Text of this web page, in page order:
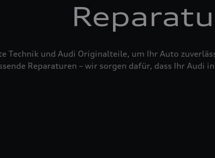
Technik und Audi Originalteile, um Ihr Auto
Reparaturen – wir sorgen dafür, dass Ihr Audi